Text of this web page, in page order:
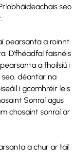
seo
pearsanta a roinnt
D’fhéadfaí faisnéis
a fhoilsiú i
déantar na
i gcomhréir leis
Sonraí agus
chosaint sonraí ar
a chur ar fáil